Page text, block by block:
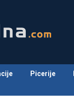
Picerije